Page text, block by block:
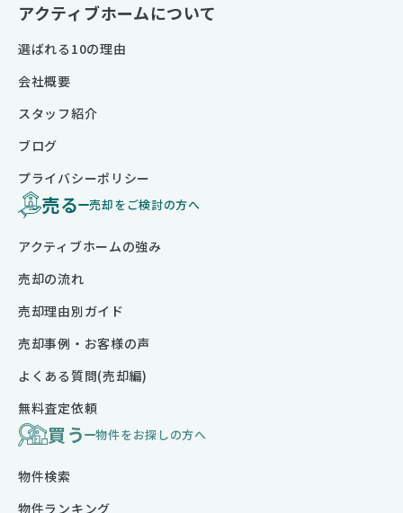
売る 売却をご検討の方へ
アクティブホームの強み
売却の流れ
売却理由別ガイド
売却事例・お客様の声
よくある質問(売却編)
無料査定依頼
買う 物件をお探しの方へ
物件検索
物件ランキング
アクティブホームについて
選ばれる10の理由
会社概要
スタッフ紹介
ブログ
プライバシーポリシー